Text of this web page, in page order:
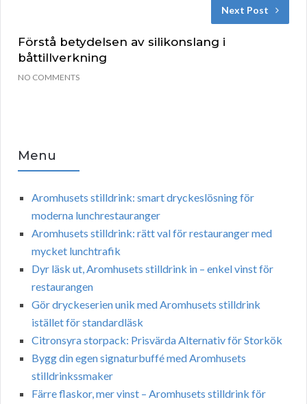
Next Post
Förstå betydelsen av silikonslang i
båttillverkning
NO COMMENTS
Menu
Aromhusets stilldrink: smart dryckeslösning för
moderna lunchrestauranger
Aromhusets stilldrink: rätt val för restauranger med
mycket lunchtrafik
Dyr läsk ut, Aromhusets stilldrink in – enkel vinst för
restaurangen
Gör dryckeserien unik med Aromhusets stilldrink
istället för standardläsk
Citronsyra storpack: Prisvärda Alternativ för Storkök
Bygg din egen signaturbuffé med Aromhusets
stilldrinkssmaker
Färre flaskor, mer vinst – Aromhusets stilldrink för